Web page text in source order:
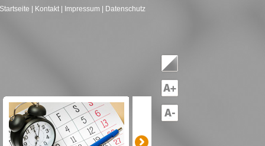
Startseite | Kontakt | Impressum | Datenschutz